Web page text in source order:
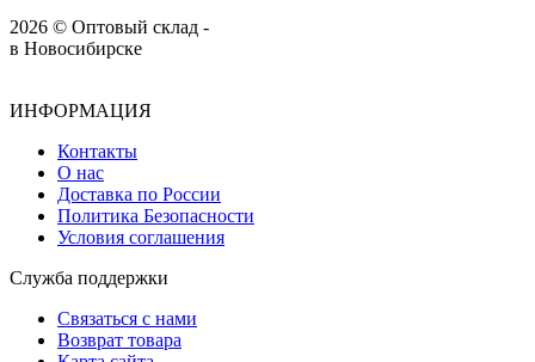
2026 © Оптовый склад -
в Новосибирске
ИНФОРМАЦИЯ
Контакты
О нас
Доставка по России
Политика Безопасности
Условия соглашения
Служба поддержки
Связаться с нами
Возврат товара